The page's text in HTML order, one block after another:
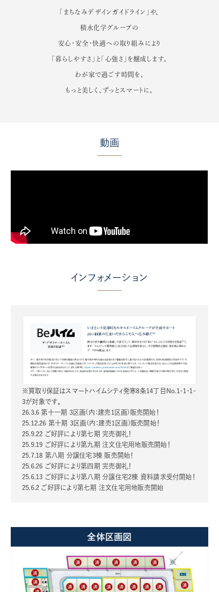
「まちなみデザインガイドライン」や、
積水化学グループの
安心・安全・快適への取り組みにより
「暮らしやすさ」と「心強さ」を醸成します。
わが家で過ごす時間を、
もっと美しく、ずっとスマートに。
動画
インフォメーション
※買取り保証はスマートハイムシティ発寒8条14丁目No.1-1・1-
3が対象です。
26.3.6 第十一期 3区画(内：建売1区画)販売開始！
25.12.26 第十期 3区画(内：建売1区画)販売開始！
25.9.22 ご好評により第七期 完売御礼！
25.9.19 ご好評により第九期 注文住宅用地販売開始！
25.7.18 第八期 分譲住宅3棟 販売開始！
25.6.26 ご好評により第四期 完売御礼！
25.6.13 ご好評により第八期 分譲住宅2棟 資料請求受付開始！
25.6.2 ご好評により第七期 注文住宅用地販売開始
全体区画図